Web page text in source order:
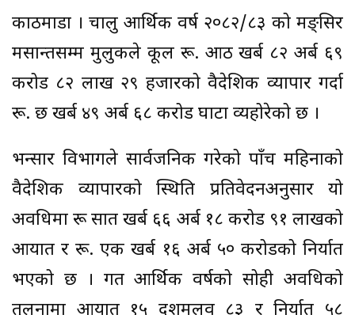
काठमाडौँ । चालु आर्थिक वर्ष २०८२/८३ को मङ्सिर
मसान्तसम्म मुलुकले कूल रू. आठ खर्ब ८२ अर्ब ६९
करोड ८२ लाख २९ हजारको वैदेशिक व्यापार गर्दा
रू. छ खर्ब ४९ अर्ब ६८ करोड घाटा व्यहोरेको छ ।
भन्सार विभागले सार्वजनिक गरेको पाँच महिनाको
वैदेशिक व्यापारको स्थिति प्रतिवेदनअनुसार यो
अवधिमा रू सात खर्ब ६६ अर्ब १८ करोड ९१ लाखको
आयात र रू. एक खर्ब १६ अर्ब ५० करोडको निर्यात
भएको छ । गत आर्थिक वर्षको सोही अवधिको